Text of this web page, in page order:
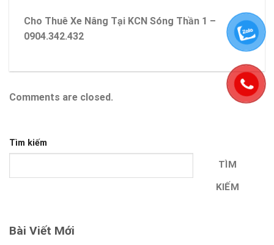
Cho Thuê Xe Nâng Tại KCN Sóng Thần 1 –
0904.342.432
Comments are closed.
Tìm kiếm
TÌM
KIẾM
Bài Viết Mới